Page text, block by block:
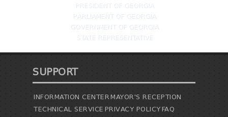
PRESIDENT OF GEORGIA
PARLIAMENT OF GEORGIA
GOVERNMENT OF GEORGIA
STATE REPRESENTATIVE
SUPPORT
INFORMATION CENTERMAYOR'S RECEPTION
TECHNICAL SERVICE PRIVACY POLICYFAQ